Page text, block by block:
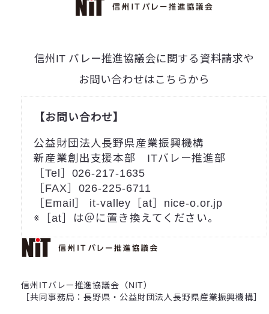
信州IT バレー推進協議会に関する資料請求や
お問い合わせはこちらから
【お問い合わせ】
公益財団法人長野県産業振興機構
新産業創出支援本部 ITバレー推進部
［Tel］026-217-1635
［FAX］026-225-6711
［Email］ it-valley［at］nice-o.or.jp
※［at］は＠に置き換えてください。
信州ITバレー推進協議会（NIT）
［共同事務局：長野県・公益財団法人長野県産業振興機構］